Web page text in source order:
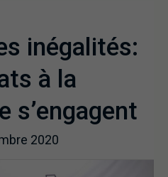
inégalités:
à la
s’engagent
2020